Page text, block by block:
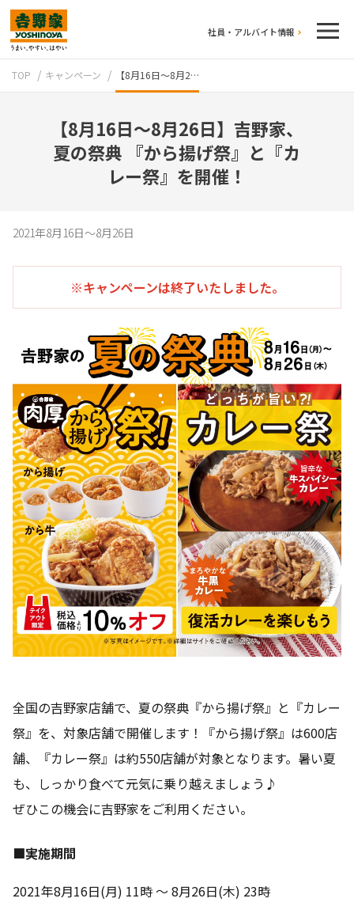
社員・アルバイト情報
牛丼のこだわり 吉野家の歴史
TOP キャンペーン 【8月16日～8月2…
【8月16日～8月26日】吉野家、
夏の祭典 『から揚げ祭』と『カ
レー祭』を開催！
2021年8月16日～8月26日
※キャンペーンは終了いたしました。
全国の吉野家店舗で、夏の祭典『から揚げ祭』と『カレー
祭』を、対象店舗で開催します！『から揚げ祭』は600店
舗、『カレー祭』は約550店舗が対象となります。暑い夏
も、しっかり食べて元気に乗り越えましょう♪
ぜひこの機会に吉野家をご利用ください。
■実施期間
2021年8月16日(月) 11時 ～ 8月26日(木) 23時